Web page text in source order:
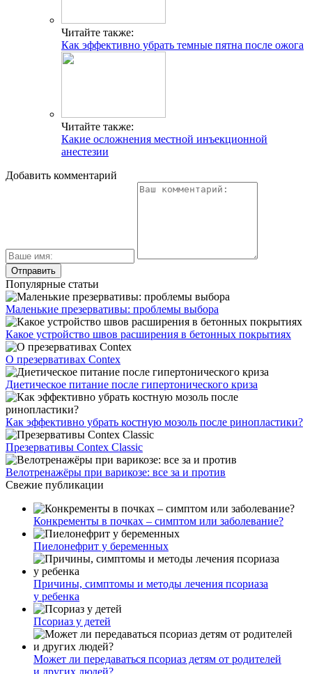
Читайте также:
Как эффективно убрать темные пятна после ожога
Читайте также:
Какие осложнения местной инъекционной
анестезии
Добавить комментарий
Популярные статьи
Маленькие презервативы: проблемы выбора
Какое устройство швов расширения в бетонных покрытиях
О презервативах Contex
Диетическое питание после гипертонического криза
Как эффективно убрать костную мозоль после ринопластики?
Презервативы Contex Classic
Велотренажёры при варикозе: все за и против
Свежие публикации
Конкременты в почках – симптом или заболевание?
Пиелонефрит у беременных
Причины, симптомы и методы лечения псориаза
у ребенка
Псориаз у детей
Может ли передаваться псориаз детям от родителей
и других людей?